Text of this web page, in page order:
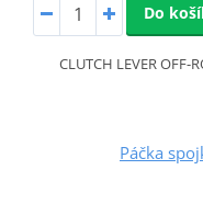
Do
CLUTCH LEVER OFF-
Páčka